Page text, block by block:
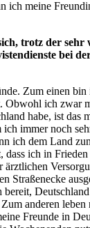
ich meine
trotz der sehr
bei
Zum einen bin
Obwohl ich zwar
habe, ist das
ich immer noch
ich dem Land
dass ich in
ärztlichen
Straßenecke
anderen
Freunde in